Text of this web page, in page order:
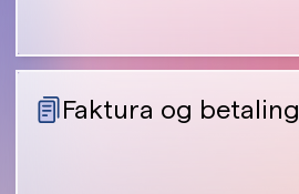
Faktura og betaling